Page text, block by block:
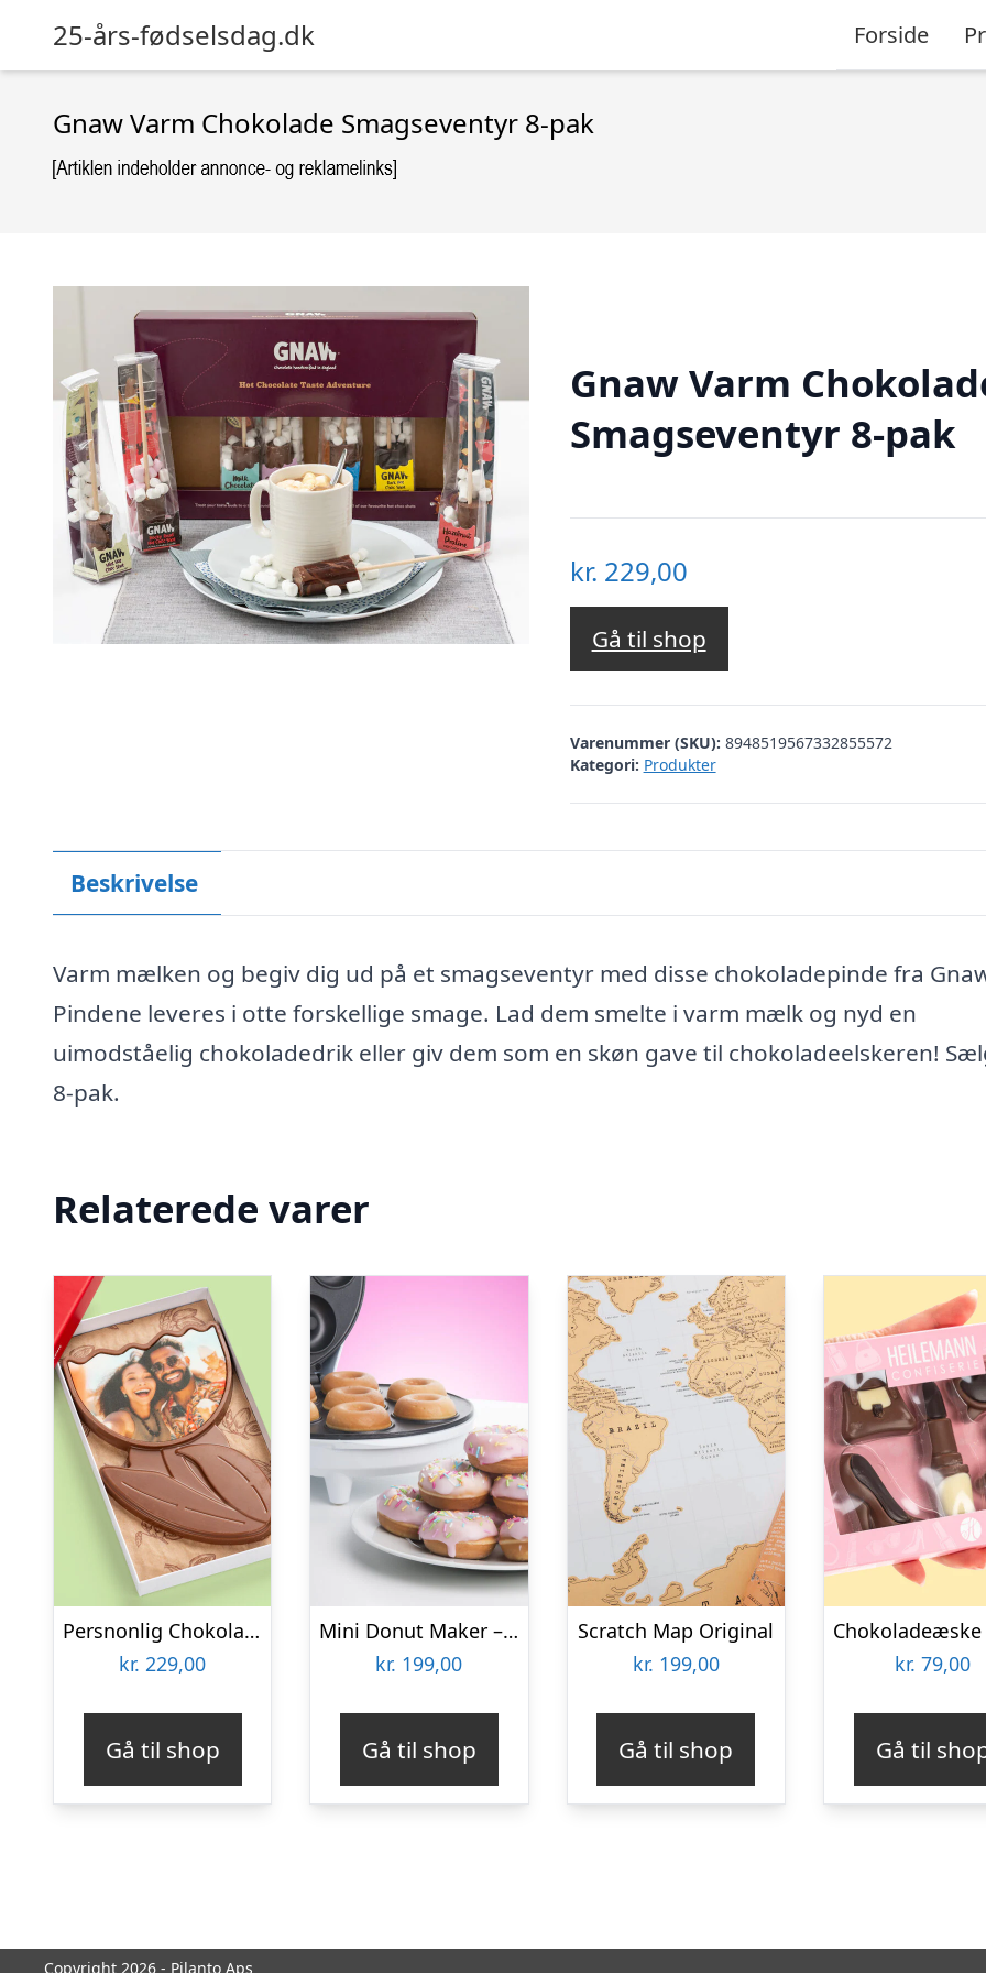
25-års-fødselsdag.dk Forside
Gnaw Varm Chokolade Smagseventyr 8-pak
Gnaw Varm
Smagseventyr 8-pak
kr. 229,00
Gå til shop
Varenummer (SKU): 8948519567332855572
Kategori: Produkter
Beskrivelse
Varm mælken og begiv dig ud på et smagseventyr med disse chokoladepinde fra
Pindene leveres i otte forskellige smage. Lad dem smelte i varm mælk og nyd en
uimodståelig chokoladedrik eller giv dem som en skøn gave til chokoladeelskeren!
8-pak.
Relaterede varer
Persnonlig Chokoladeblomst med Billede
kr. 229,00
Gå til shop
Mini Donut Maker – KitchPro
kr. 199,00
Gå til shop
Scratch Map Original
kr. 199,00
Gå til shop
kr. 79,00
Gå til
Copyright 2026 - Pilanto Aps